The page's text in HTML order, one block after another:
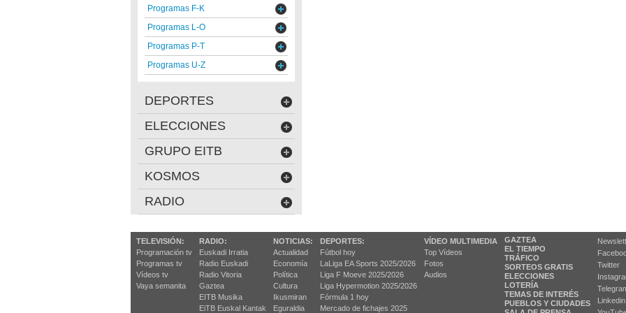
Programas F-K
Programas L-O
Programas P-T
Programas U-Z
DEPORTES
ELECCIONES
GRUPO EITB
KOSMOS
RADIO
TELEVISIÓN:
Programación tv
Programas tv
Vídeos tv
Vaya semanita
RADIO:
Euskadi Irratia
Radio Euskadi
Radio Vitoria
Gaztea
EITB Musika
EiTB Euskal Kantak
NOTICIAS:
Actualidad
Economía
Política
Cultura
Ikusmiran
Eguraldia
DEPORTES:
Fútbol hoy
LaLiga EA Sports 2025/2026
Liga F Moeve 2025/2026
Liga Hypermotion 2025/2026
Fórmula 1 hoy
Mercado de fichajes 2025
VÍDEO MULTIMEDIA
Top Vídeos
Fotos
Audios
GAZTEA
EL TIEMPO
TRÁFICO
SORTEOS GRATIS
ELECCIONES
LOTERÍA
TEMAS DE INTERÉS
PUEBLOS Y CIUDADES
Twitter
Linkedin